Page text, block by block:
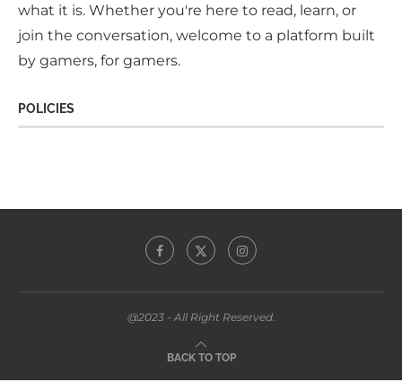
what it is. Whether you're here to read, learn, or
join the conversation, welcome to a platform built
by gamers, for gamers.
POLICIES
@2023 - All Right Reserved.
BACK TO TOP